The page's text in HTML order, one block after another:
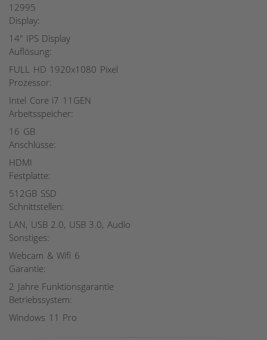
12995
Display:
14" IPS Display
Auflösung:
FULL HD 1920x1080 Pixel
Prozessor:
Intel Core i7 11GEN
Arbeitsspeicher:
16 GB
Anschlüsse:
HDMI
Festplatte:
512GB SSD
Schnittstellen:
LAN, USB 2.0, USB 3.0, Audio
Sonstiges:
Webcam & Wifi 6
Garantie:
2 Jahre Funktionsgarantie
Betriebssystem:
Windows 11 Pro